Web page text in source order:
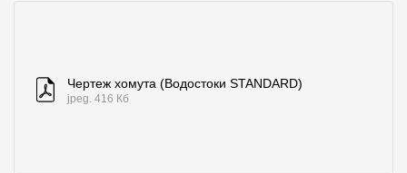
Чертеж хомута (Водостоки STANDARD)
jpeg. 416 Кб